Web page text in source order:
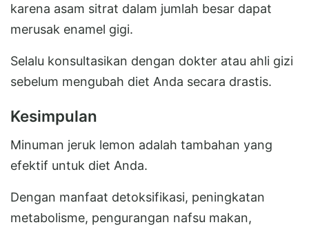
karena asam sitrat dalam jumlah besar dapat
merusak enamel gigi.
Selalu konsultasikan dengan dokter atau ahli gizi
sebelum mengubah diet Anda secara drastis.
Kesimpulan
Minuman jeruk lemon adalah tambahan yang
efektif untuk diet Anda.
Dengan manfaat detoksifikasi, peningkatan
metabolisme, pengurangan nafsu makan,